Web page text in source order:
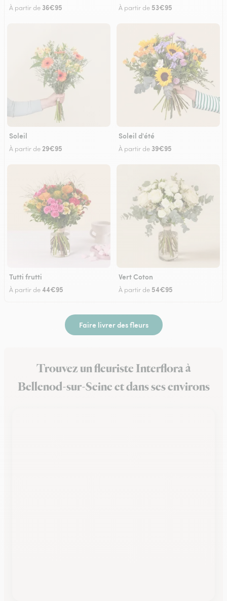
À partir de 36€95 À partir de 53€95
Soleil
À partir de 29€95
Soleil d'été
À partir de 39€95
Tutti frutti
À partir de44€95
Vert Coton
À partir de 54€95
Faire livrer des fleurs
Trouvez un fleuriste Interflora à
Bellenod-sur-Seine et dans ses environs